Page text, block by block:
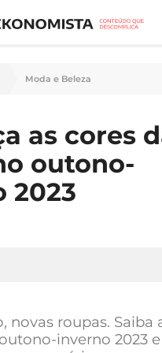
Pessoais
Moda e Beleza
as cores
outono-
2023
novas roupas. Saiba
inverno 2023